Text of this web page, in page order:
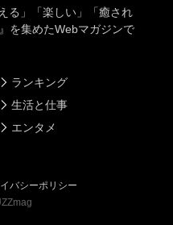
る」「楽しい」「癒され
を集めたWebマガジンで
ランキング
生活と仕事
エンタメ
バシーポリシー